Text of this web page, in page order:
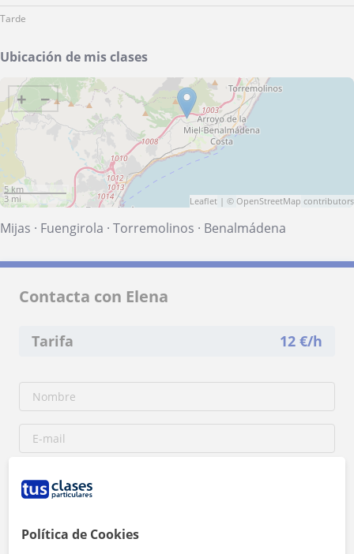
Tarde
Ubicación de mis clases
+ −
5 km
3 mi
Leaflet | © OpenStreetMap contributors
Mijas · Fuengirola · Torremolinos · Benalmádena
Contacta con Elena
Tarifa 12 €/h
Política de Cookies